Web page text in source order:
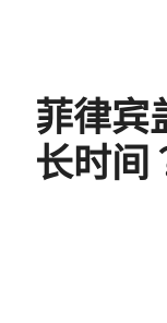
菲律宾
长时间